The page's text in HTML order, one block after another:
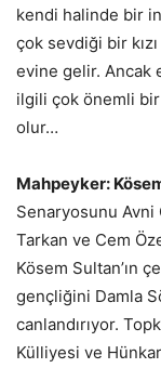
kendi halinde bir
çok sevdiği bir
evine gelir. Ancak
ilgili çok önemli
olur…
Mahpeyker:
Senaryosunu Avni
Tarkan ve Cem
Kösem Sultan’ın
gençliğini Damla
canlandırıyor.
Külliyesi ve Hünkar